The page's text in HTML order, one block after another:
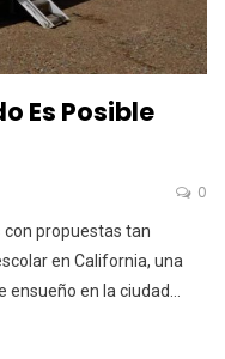
Es Posible
0
propuestas tan
en California, una
ensueño en la ciudad…